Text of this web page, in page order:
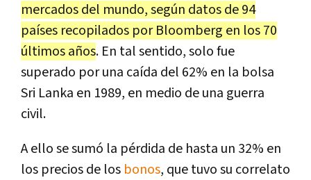
mercados del mundo, según datos de 94
países recopilados por Bloomberg en los 70
últimos años. En tal sentido, solo fue
superado por una caída del 62% en la bolsa
Sri Lanka en 1989, en medio de una guerra
civil.
A ello se sumó la pérdida de hasta un 32% en
los precios de los bonos, que tuvo su correlato